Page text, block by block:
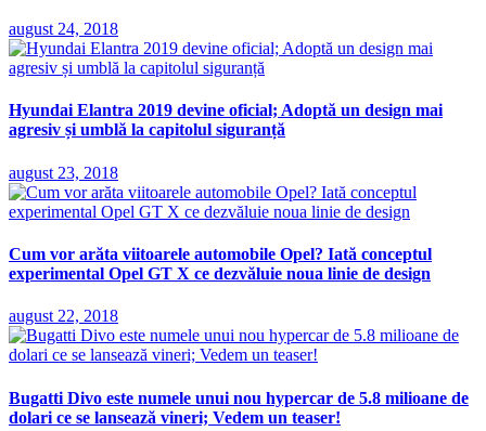
august 24, 2018
Hyundai Elantra 2019 devine oficial; Adoptă un design mai
agresiv și umblă la capitolul siguranță
august 23, 2018
Cum vor arăta viitoarele automobile Opel? Iată conceptul
experimental Opel GT X ce dezvăluie noua linie de design
august 22, 2018
Bugatti Divo este numele unui nou hypercar de 5.8 milioane de
dolari ce se lansează vineri; Vedem un teaser!